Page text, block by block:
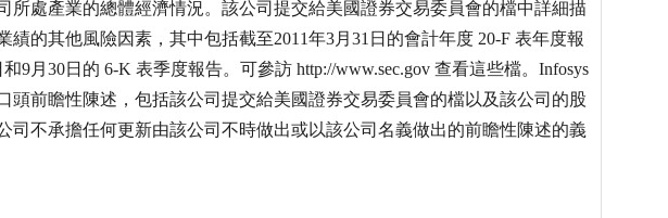
所處產業的總體經濟情況。該公司提交給美國證券交易委員會的檔中詳細描
績的其他風險因素，其中包括截至2011年3月31日的會計年度 20-F 表年度報
9月30日的 6-K 表季度報告。可參訪 http://www.sec.gov 查看這些檔。Infosys
頭前瞻性陳述，包括該公司提交給美國證券交易委員會的檔以及該公司的股
司不承擔任何更新由該公司不時做出或以該公司名義做出的前瞻性陳述的義